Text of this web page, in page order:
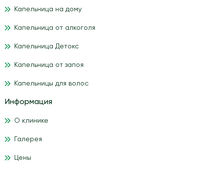
Капельница на дому
Капельница от алкоголя
Капельница Детокс
Капельница от запоя
Капельницы для волос
Информация
О клинике
Галерея
Цены